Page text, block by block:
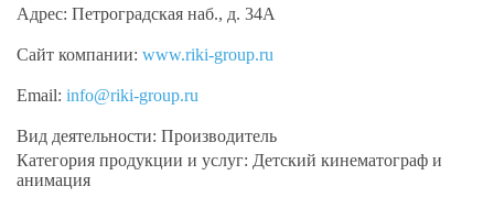
Адрес: Петроградская наб., д. 34А
Сайт компании: www.riki-group.ru
Email: info@riki-group.ru
Вид деятельности: Производитель
Категория продукции и услуг: Детский кинематограф и
анимация